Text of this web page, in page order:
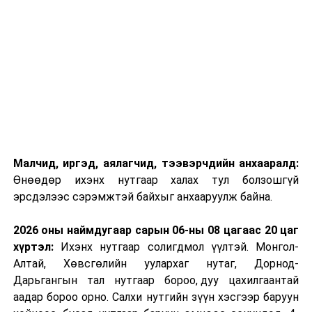
Малчид, иргэд, аялагчид, тээвэрчдийн анхааралд:
Өнөөдөр ихэнх нутгаар халах тул болзошгүй
эрсдэлээс сэрэмжтэй байхыг анхааруулж байна.
2026 оны наймдугаар сарын 06-ны 08 цагаас 20 цаг
хүртэл:Ихэнх нутгаар солигдмол үүлтэй. Монгол-
Алтай, Хөвсгөлийн уулархаг нутаг, Дорнод-
Дарьгангын тал нутгаар бороо, дуу цахилгаантай
аадар бороо орно. Салхи нутгийн зүүн хэсгээр баруун